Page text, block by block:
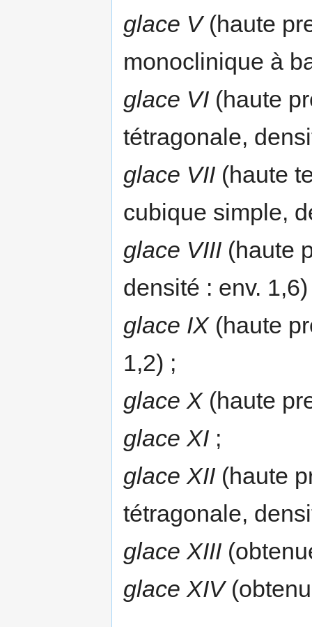
glace V(haute
monoclinique à
glace VI (haute
tétragonale,
glace VII (haute
cubique simple,
glace VIII (haute
densité : env.
glace IX(haute
1,2) ;
glace X(haute
glace XI ;
glace XII (haute
tétragonale,
glace XIII
glace XIV